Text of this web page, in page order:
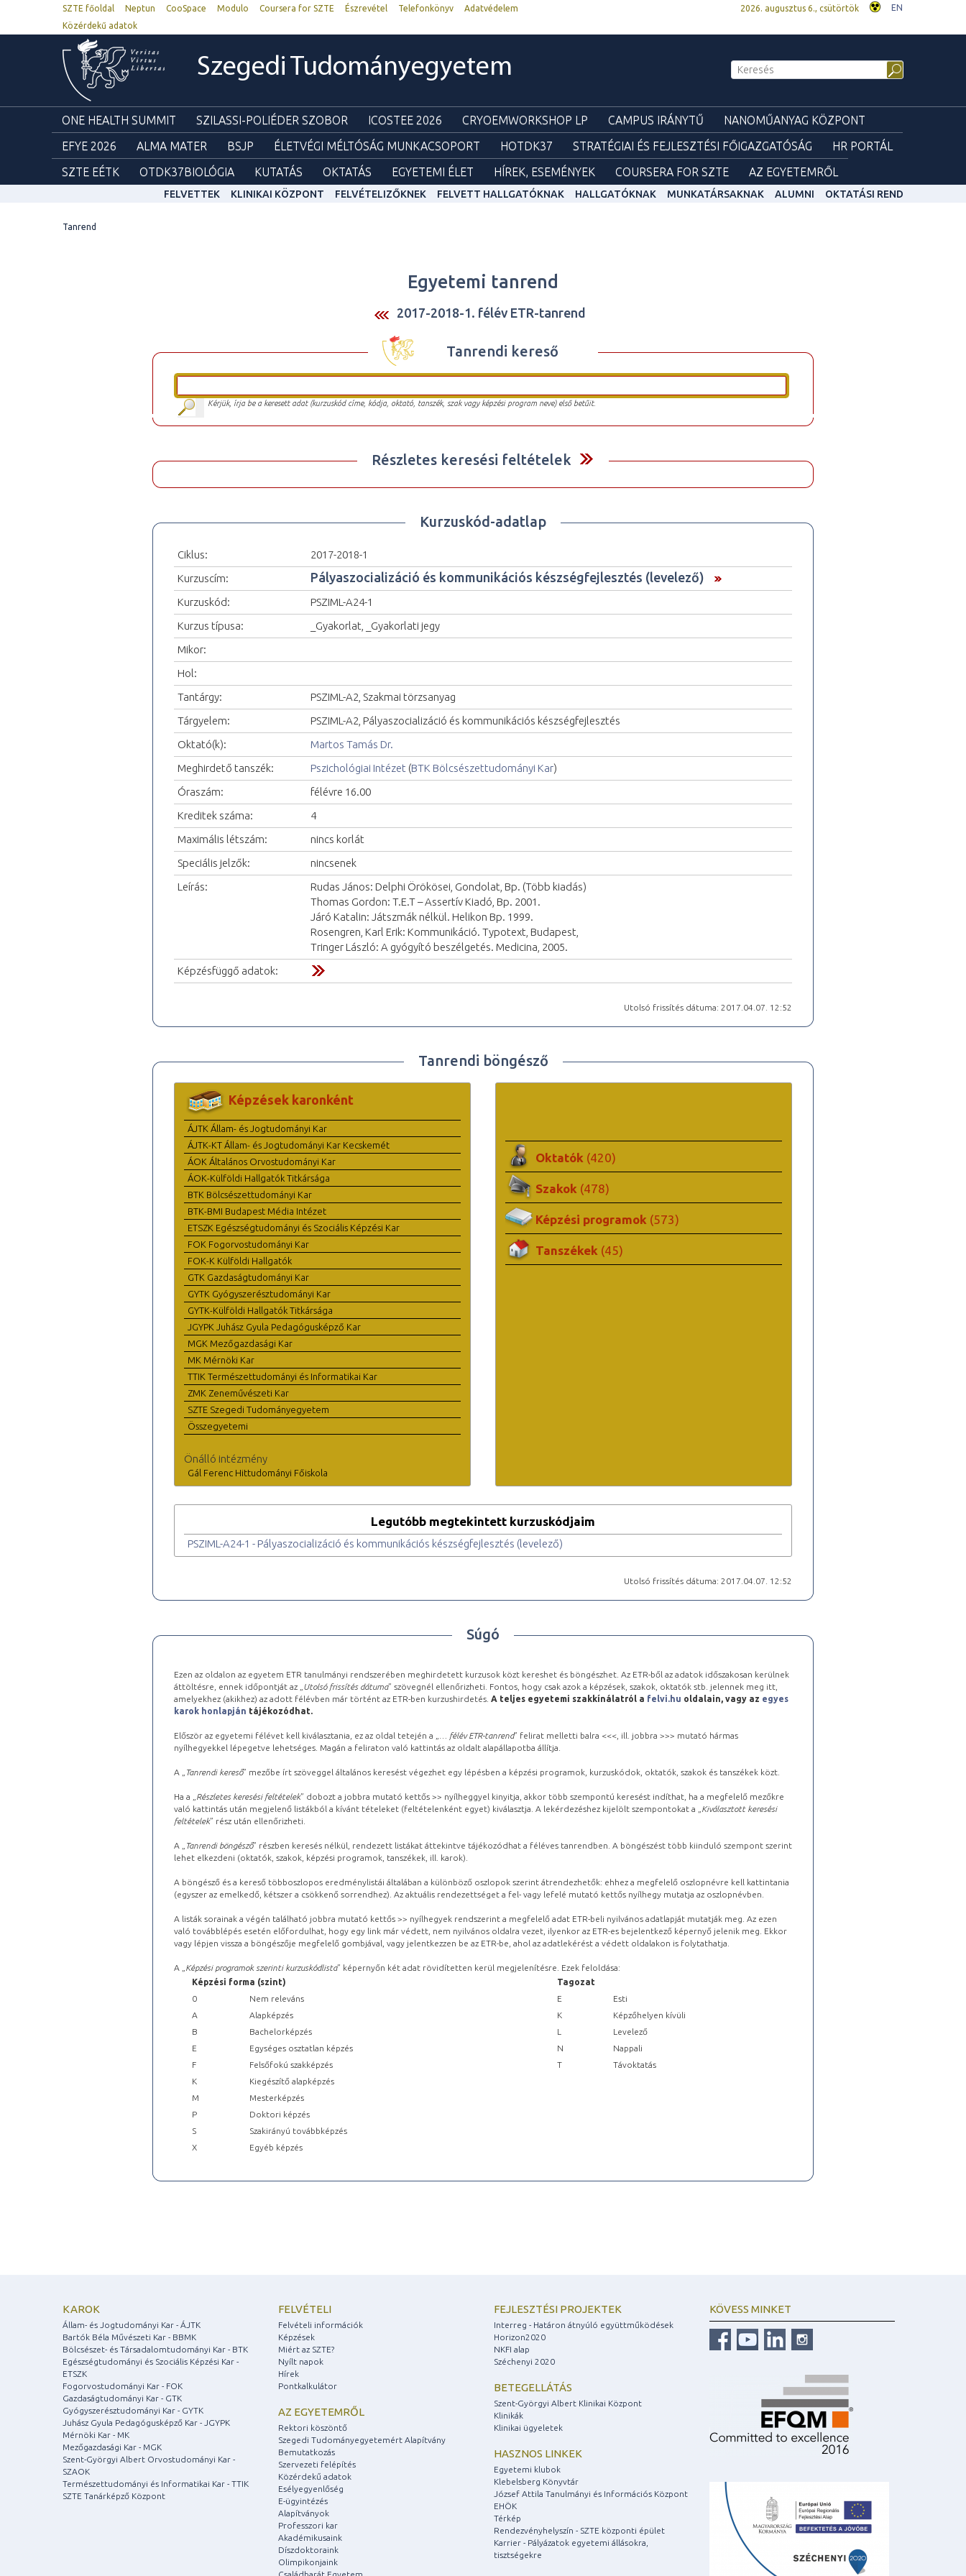
SZTE főoldal Neptun CooSpace Modulo Coursera for SZTE Észrevétel Telefonkönyv
Adatvédelem
Közérdekű adatok
2026. augusztus 6., csütörtök EN
Szegedi Tudományegyetem
ONE HEALTH SUMMIT SZILASSI-POLIÉDER SZOBOR ICOSTEE 2026 CRYOEMWORKSHOP LP CAMPUS IRÁNYTŰ
NANOMŰANYAG KÖZPONT
EFYE 2026
ALMA MATER BSJP ÉLETVÉGI MÉLTÓSÁG MUNKACSOPORT HOTDK37 STRATÉGIAI ÉS FEJLESZTÉSI FŐIGAZGATÓSÁG
HR PORTÁL
SZTE EÉTK
OTDK37BIOLÓGIA KUTATÁS OKTATÁS EGYETEMI ÉLET HÍREK, ESEMÉNYEK COURSERA FOR SZTE AZ EGYETEMRŐL
FELVETTEK KLINIKAI KÖZPONT FELVÉTELIZŐKNEK FELVETT HALLGATÓKNAK HALLGATÓKNAK MUNKATÁRSAKNAK ALUMNI OKTATÁSI REND
Tanrend
Egyetemi tanrend
2017-2018-1. félév ETR-tanrend
Tanrendi kereső
Kérjük, írja be a keresett adat (kurzuskód címe, kódja, oktató, tanszék, szak vagy képzési program neve) első betűit.
Részletes keresési feltételek
Kurzuskód-adatlap
Ciklus:
2017-2018-1
Kurzuscím:
Pályaszocializáció és kommunikációs készségfejlesztés (levelező)
Kurzuskód:
PSZIML-A24-1
Kurzus típusa:
_Gyakorlat, _Gyakorlati jegy
Mikor:
Hol:
Tantárgy:
PSZIML-A2, Szakmai törzsanyag
Tárgyelem:
PSZIML-A2, Pályaszocializáció és kommunikációs készségfejlesztés
Oktató(k):
Martos Tamás Dr.
Meghirdető tanszék:
Pszichológiai Intézet (BTK Bölcsészettudományi Kar)
Óraszám:
félévre 16.00
Kreditek száma:
4
Maximális létszám:
nincs korlát
Speciális jelzők:
nincsenek
Leírás:
Rudas János: Delphi Örökösei, Gondolat, Bp. (Több kiadás)
Thomas Gordon: T.E.T – Assertív Kiadó, Bp. 2001.
Járó Katalin: Játszmák nélkül. Helikon Bp. 1999.
Rosengren, Karl Erik: Kommunikáció. Typotext, Budapest,
Tringer László: A gyógyító beszélgetés. Medicina, 2005.
Képzésfüggő adatok:
Utolsó frissítés dátuma: 2017.04.07. 12:52
Tanrendi böngésző
Képzések karonként
ÁJTK Állam- és Jogtudományi Kar
ÁJTK-KT Állam- és Jogtudományi Kar Kecskemét
ÁOK Általános Orvostudományi Kar
ÁOK-Külföldi Hallgatók Titkársága
BTK Bölcsészettudományi Kar
BTK-BMI Budapest Média Intézet
ETSZK Egészségtudományi és Szociális Képzési Kar
FOK Fogorvostudományi Kar
FOK-K Külföldi Hallgatók
GTK Gazdaságtudományi Kar
GYTK Gyógyszerésztudományi Kar
GYTK-Külföldi Hallgatók Titkársága
JGYPK Juhász Gyula Pedagógusképző Kar
MGK Mezőgazdasági Kar
MK Mérnöki Kar
TTIK Természettudományi és Informatikai Kar
ZMK Zeneművészeti Kar
SZTE Szegedi Tudományegyetem
Összegyetemi
Önálló intézmény
Gál Ferenc Hittudományi Főiskola
Oktatók (420)
Szakok (478)
Képzési programok (573)
Tanszékek (45)
Legutóbb megtekintett kurzuskódjaim
PSZIML-A24-1 - Pályaszocializáció és kommunikációs készségfejlesztés (levelező)
Utolsó frissítés dátuma: 2017.04.07. 12:52
Súgó
Ezen az oldalon az egyetem ETR tanulmányi rendszerében meghirdetett kurzusok közt kereshet és böngészhet. Az ETR-ből az adatok időszakosan kerülnek
áttöltésre, ennek időpontját az „ Utolsó frissítés dátuma” szövegnél ellenőrizheti. Fontos, hogy csak azok a képzések, szakok, oktatók stb. jelennek meg itt,
amelyekhez (akikhez) az adott félévben már történt az ETR-ben kurzushirdetés. A teljes egyetemi szakkínálatról a felvi.hu oldalain, vagy az egyes
karok honlapján tájékozódhat.
Először az egyetemi félévet kell kiválasztania, ez az oldal tetején a „ … félév ETR-tanrend” felirat melletti balra <<<, ill. jobbra >>> mutató hármas
nyílhegyekkel lépegetve lehetséges. Magán a feliraton való kattintás az oldalt alapállapotba állítja.
A „ Tanrendi kereső” mezőbe írt szöveggel általános keresést végezhet egy lépésben a képzési programok, kurzuskódok, oktatók, szakok és tanszékek közt.
Ha a „ Részletes keresési feltételek” dobozt a jobbra mutató kettős >> nyílheggyel kinyitja, akkor több szempontú keresést indíthat, ha a megfelelő mezőkre
való kattintás után megjelenő listákból a kívánt tételeket (feltételenként egyet) kiválasztja. A lekérdezéshez kijelölt szempontokat a „ Kiválasztott keresési
feltételek” rész után ellenőrizheti.
A „ Tanrendi böngésző” részben keresés nélkül, rendezett listákat áttekintve tájékozódhat a féléves tanrendben. A böngészést több kiinduló szempont szerint
lehet elkezdeni (oktatók, szakok, képzési programok, tanszékek, ill. karok).
A böngésző és a kereső többoszlopos eredménylistái általában a különböző oszlopok szerint átrendezhetők: ehhez a megfelelő oszlopnévre kell kattintania
(egyszer az emelkedő, kétszer a csökkenő sorrendhez). Az aktuális rendezettséget a fel- vagy lefelé mutató kettős nyílhegy mutatja az oszlopnévben.
A listák sorainak a végén található jobbra mutató kettős >> nyílhegyek rendszerint a megfelelő adat ETR-beli nyilvános adatlapját mutatják meg. Az ezen
való továbblépés esetén előfordulhat, hogy egy link már védett, nem nyilvános oldalra vezet, ilyenkor az ETR-es bejelentkező képernyő jelenik meg. Ekkor
vagy lépjen vissza a böngészője megfelelő gombjával, vagy jelentkezzen be az ETR-be, ahol az adatlekérést a védett oldalakon is folytathatja.
A „ Képzési programok szerinti kurzuskódlista” képernyőn két adat rövidítetten kerül megjelenítésre. Ezek feloldása:
Képzési forma (szint)
Tagozat
0
Nem releváns E
Esti
A
Alapképzés K
Képzőhelyen kívüli
B
Bachelorképzés L
Levelező
E
Egységes osztatlan képzés N
Nappali
F
Felsőfokú szakképzés T
Távoktatás
K
Kiegészítő alapképzés
M
Mesterképzés
P
Doktori képzés
S
Szakirányú továbbképzés
X
Egyéb képzés
KAROK
Állam- és Jogtudományi Kar - ÁJTK
Bartók Béla Művészeti Kar - BBMK
Bölcsészet- és Társadalomtudományi Kar - BTK
Egészségtudományi és Szociális Képzési Kar -
ETSZK
Fogorvostudományi Kar - FOK
Gazdaságtudományi Kar - GTK
Gyógyszerésztudományi Kar - GYTK
Juhász Gyula Pedagógusképző Kar - JGYPK
Mérnöki Kar - MK
Mezőgazdasági Kar - MGK
Szent-Györgyi Albert Orvostudományi Kar -
SZAOK
Természettudományi és Informatikai Kar - TTIK
SZTE Tanárképző Központ
FELVÉTELI
Felvételi információk
Képzések
Miért az SZTE?
Nyílt napok
Hírek
Pontkalkulátor
AZ EGYETEMRŐL
Rektori köszöntő
Szegedi Tudományegyetemért Alapítvány
Bemutatkozás
Szervezeti felépítés
Közérdekű adatok
Esélyegyenlőség
E-ügyintézés
Alapítványok
Professzori kar
Akadémikusaink
Díszdoktoraink
Olimpikonjaink
Családbarát Egyetem
FEJLESZTÉSI PROJEKTEK
Interreg - Határon átnyúló együttműködések
Horizon2020
NKFI alap
Széchenyi 2020
BETEGELLÁTÁS
Szent-Györgyi Albert Klinikai Központ
Klinikák
Klinikai ügyeletek
HASZNOS LINKEK
Egyetemi klubok
Klebelsberg Könyvtár
József Attila Tanulmányi és Információs Központ
EHÖK
Térkép
Rendezvényhelyszín - SZTE központi épület
Karrier - Pályázatok egyetemi állásokra,
tisztségekre
KÖVESS MINKET